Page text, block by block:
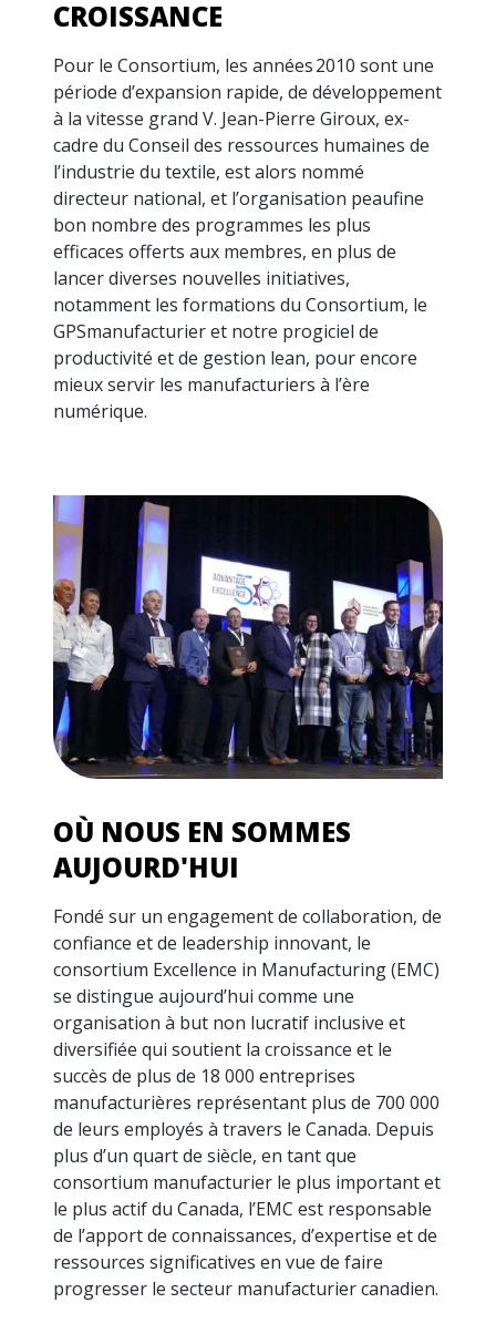
CROISSANCE
Pour le Consortium, les années 2010 sont une
période d’expansion rapide, de développement
à la vitesse grand V. Jean-Pierre Giroux, ex-
cadre du Conseil des ressources humaines de
l’industrie du textile, est alors nommé
directeur national, et l’organisation peaufine
bon nombre des programmes les plus
efficaces offerts aux membres, en plus de
lancer diverses nouvelles initiatives,
notamment les formations du Consortium, le
GPSmanufacturier et notre progiciel de
productivité et de gestion lean, pour encore
mieux servir les manufacturiers à l’ère
numérique.
OÙ NOUS EN SOMMES
AUJOURD'HUI
Fondé sur un engagement de collaboration, de
confiance et de leadership innovant, le
consortium Excellence in Manufacturing (EMC)
se distingue aujourd’hui comme une
organisation à but non lucratif inclusive et
diversifiée qui soutient la croissance et le
succès de plus de 18 000 entreprises
manufacturières représentant plus de 700 000
de leurs employés à travers le Canada. Depuis
plus d’un quart de siècle, en tant que
consortium manufacturier le plus important et
le plus actif du Canada, l’EMC est responsable
de l’apport de connaissances, d’expertise et de
ressources significatives en vue de faire
progresser le secteur manufacturier canadien.